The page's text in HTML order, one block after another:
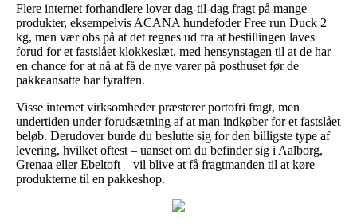
Flere internet forhandlere lover dag-til-dag fragt på mange
produkter, eksempelvis ACANA hundefoder Free run Duck 2
kg, men vær obs på at det regnes ud fra at bestillingen laves
forud for et fastslået klokkeslæt, med hensynstagen til at de har
en chance for at nå at få de nye varer på posthuset før de
pakkeansatte har fyraften.
Visse internet virksomheder præsterer portofri fragt, men
undertiden under forudsætning af at man indkøber for et fastslået
beløb. Derudover burde du beslutte sig for den billigste type af
levering, hvilket oftest – uanset om du befinder sig i Aalborg,
Grenaa eller Ebeltoft – vil blive at få fragtmanden til at køre
produkterne til en pakkeshop.